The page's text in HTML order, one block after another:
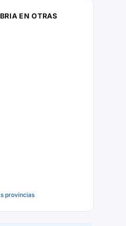
EN OTRAS
provincias